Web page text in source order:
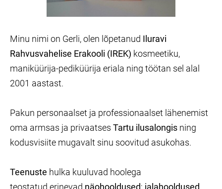
Minu nimi on Gerli, olen lõpetanud Iluravi
Rahvusvahelise Erakooli (IREK) kosmeetiku,
maniküürija-pediküürija eriala ning töötan sel alal
2001 aastast.
Pakun personaalset ja professionaalset lähenemist
oma armsas ja privaatses Tartu ilusalongis ning
kodusvisiite mugavalt sinu soovitud asukohas.
Teenuste hulka kuuluvad hoolega
teostatud erinevad näohooldused; jalahooldused